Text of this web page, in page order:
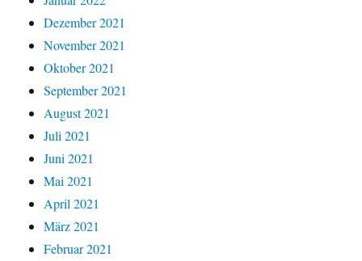
Dezember 2021
November 2021
Oktober 2021
September 2021
August 2021
Juli 2021
Juni 2021
Mai 2021
April 2021
März 2021
Februar 2021